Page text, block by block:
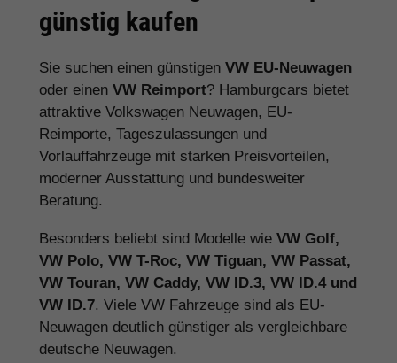
günstig kaufen
Sie suchen einen günstigen VW EU-Neuwagen
oder einen VW Reimport? Hamburgcars bietet
attraktive Volkswagen Neuwagen, EU-
Reimporte, Tageszulassungen und
Vorlauffahrzeuge mit starken Preisvorteilen,
moderner Ausstattung und bundesweiter
Beratung.
Besonders beliebt sind Modelle wie VW Golf,
VW Polo, VW T-Roc, VW Tiguan, VW Passat,
VW Touran, VW Caddy, VW ID.3, VW ID.4 und
VW ID.7. Viele VW Fahrzeuge sind als EU-
Neuwagen deutlich günstiger als vergleichbare
deutsche Neuwagen.